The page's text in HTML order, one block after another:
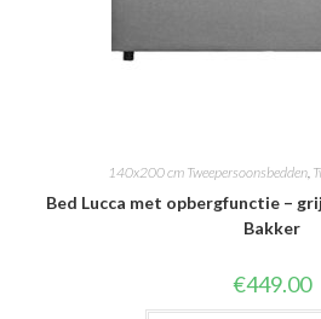
140x200 cm Tweepersoonsbedden,
Bed Lucca met opbergfunctie –
Bakker
€449.00